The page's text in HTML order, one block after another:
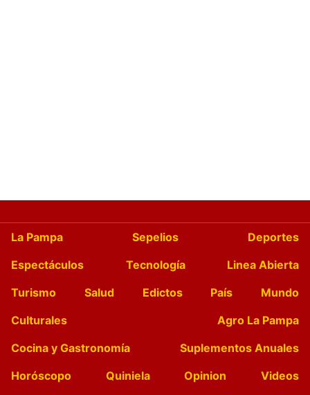
La Pampa Sepelios
Deportes
Espectáculos
Tecnología
Linea Abierta
Turismo
Salud Edictos País
Mundo
Culturales
Agro La Pampa
Cocina y Gastronomía
Suplementos Anuales
Horóscopo
Quiniela Opinion
Videos